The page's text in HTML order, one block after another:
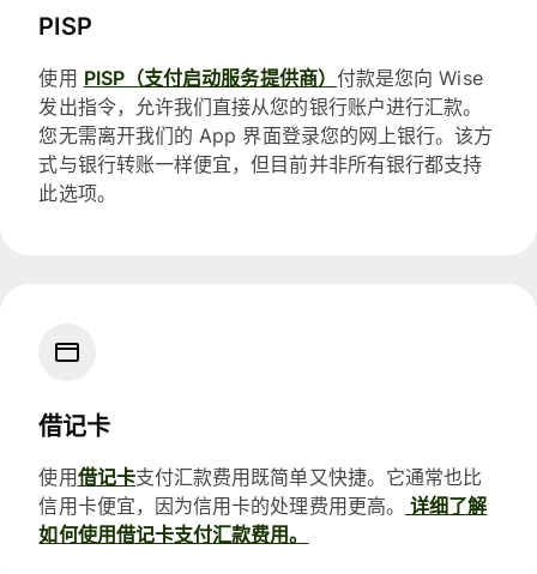
PISP
使用 PISP（支付启动服务提供商） 付款是您向 Wise
发出指令，允许我们直接从您的银行账户进行汇款。
您无需离开我们的 App 界面登录您的网上银行。该方
式与银行转账一样便宜，但目前并非所有银行都支持
此选项。
借记卡
使用借记卡支付汇款费用既简单又快捷。它通常也比
信用卡便宜，因为信用卡的处理费用更高。
详细了解
如何使用借记卡支付汇款费用。